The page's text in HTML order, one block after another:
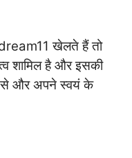
खेलते हैं तो
शामिल है और इसकी
से और अपने स्वयं के